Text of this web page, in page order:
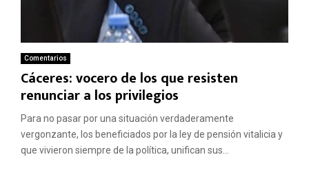
Comentarios
Cáceres: vocero de los que resisten
renunciar a los privilegios
Para no pasar por una situación verdaderamente
vergonzante, los beneficiados por la ley de pensión vitalicia y
que vivieron siempre de la política, unifican sus...